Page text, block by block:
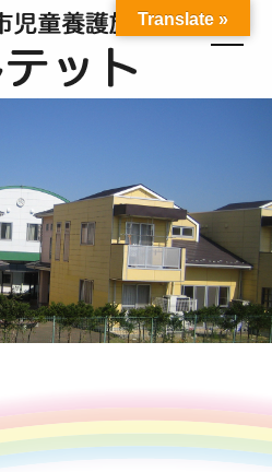
Translate »